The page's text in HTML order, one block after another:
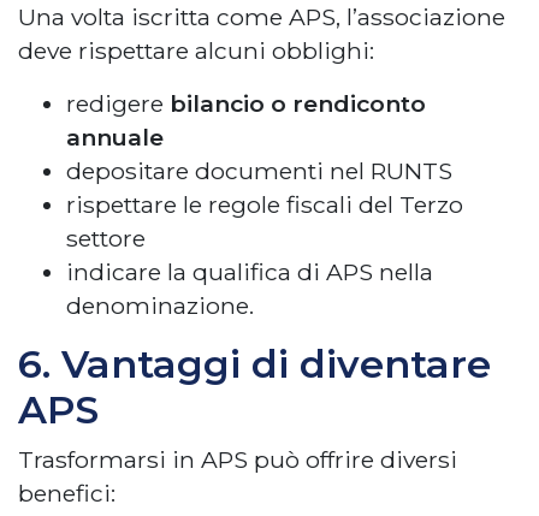
Una volta iscritta come APS, l’associazione
deve rispettare alcuni obblighi:
redigere bilancio o rendiconto
annuale
depositare documenti nel RUNTS
rispettare le regole fiscali del Terzo
settore
indicare la qualifica di APS nella
denominazione.
6. Vantaggi di diventare
APS
Trasformarsi in APS può offrire diversi
benefici: